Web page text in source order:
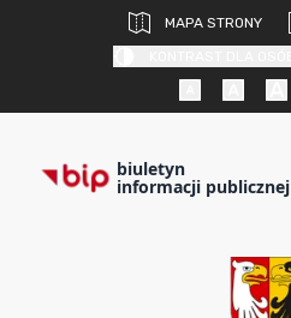
MAPA STRONY
biuletyn
informacji publicznej